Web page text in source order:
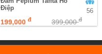
Điệp
199,000đ 399,000đ
56